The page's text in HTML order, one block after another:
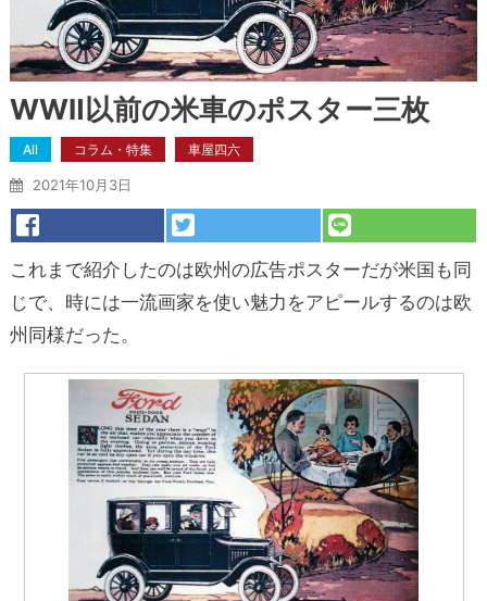
WWⅡ以前の米車のポスター三枚
All コラム・特集 車屋四六
2021年10月3日
これまで紹介したのは欧州の広告ポスターだが米国も同
じで、時には一流画家を使い魅力をアピールするのは欧
州同様だった。